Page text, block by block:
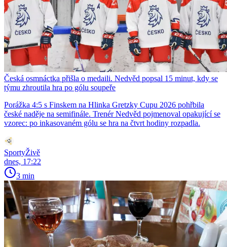
Česká osmnáctka přišla o medaili. Nedvěd popsal 15 minut, kdy se
týmu zhroutila hra po gólu soupeře
Porážka 4:5 s Finskem na Hlinka Gretzky Cupu 2026 pohřbila
české naděje na semifinále. Trenér Nedvěd pojmenoval opakující se
vzorec: po inkasovaném gólu se hra na čtvrt hodiny rozpadla.
SportyŽivě
dnes, 17:22
3 min